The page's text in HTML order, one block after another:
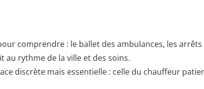
comprendre : le ballet des ambulances, les
au rythme de la ville et des soins.
discrète mais essentielle : celle du chauffeur